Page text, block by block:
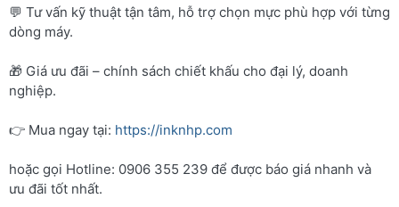
💬 Tư vấn kỹ thuật tận tâm, hỗ trợ chọn mực phù hợp với từng
dòng máy.
🎁 Giá ưu đãi – chính sách chiết khấu cho đại lý, doanh
nghiệp.
👉 Mua ngay tại: https://inknhp.com
hoặc gọi Hotline: 0906 355 239 để được báo giá nhanh và
ưu đãi tốt nhất.